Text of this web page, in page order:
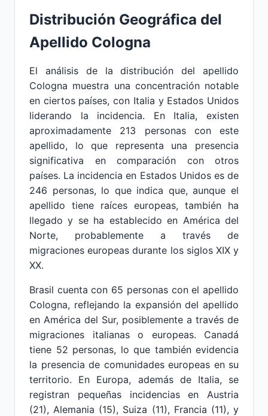
Distribución Geográfica del
Apellido Cologna
El análisis de la distribución del apellido
Cologna muestra una concentración notable
en ciertos países, con Italia y Estados Unidos
liderando la incidencia. En Italia, existen
aproximadamente 213 personas con este
apellido, lo que representa una presencia
significativa en comparación con otros
países. La incidencia en Estados Unidos es de
246 personas, lo que indica que, aunque el
apellido tiene raíces europeas, también ha
llegado y se ha establecido en América del
Norte, probablemente a través de
migraciones europeas durante los siglos XIX y
XX.
Brasil cuenta con 65 personas con el apellido
Cologna, reflejando la expansión del apellido
en América del Sur, posiblemente a través de
migraciones italianas o europeas. Canadá
tiene 52 personas, lo que también evidencia
la presencia de comunidades europeas en su
territorio. En Europa, además de Italia, se
registran pequeñas incidencias en Austria
(21), Alemania (15), Suiza (11), Francia (11), y